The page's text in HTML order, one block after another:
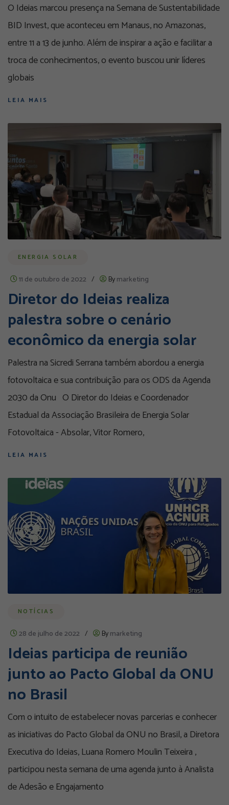
O Ideias marcou presença na Semana de Sustentabilidade
BID Invest, que aconteceu em Manaus, no Amazonas,
entre 11 a 13 de junho. Além de inspirar a ação e facilitar a
troca de conhecimentos, o evento buscou unir líderes
globais
LEIA MAIS
ENERGIA SOLAR
11 de outubro de 2022 / Bymarketing
Diretor do Ideias realiza
palestra sobre o cenário
econômico da energia solar
Palestra na Sicredi Serrana também abordou a energia
fotovoltaica e sua contribuição para os ODS da Agenda
2030 da Onu O Diretor do Ideias e Coordenador
Estadual da Associação Brasileira de Energia Solar
Fotovoltaica - Absolar, Vitor Romero,
LEIA MAIS
NOTÍCIAS
28 de julho de 2022 / Bymarketing
Ideias participa de reunião
junto ao Pacto Global da ONU
no Brasil
Com o intuito de estabelecer novas parcerias e conhecer
as iniciativas do Pacto Global da ONU no Brasil, a Diretora
Executiva do Ideias, Luana Romero Moulin Teixeira ,
participou nesta semana de uma agenda junto à Analista
de Adesão e Engajamento